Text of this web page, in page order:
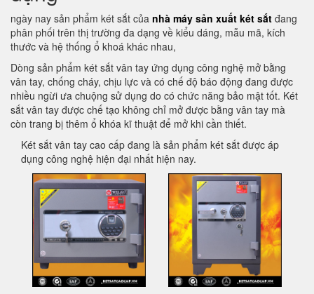
ngày nay sản phẩm két sắt của nhà máy sản xuất két sắt đang
phân phối trên thị trường đa dạng về kiểu dáng, mẫu mã, kích
thước và hệ thống ổ khoá khác nhau,
Dòng sản phẩm két sắt vân tay ứng dụng công nghệ mở bằng
vân tay, chống cháy, chịu lực và có chế độ báo động đang được
nhiều ngừi ưa chuộng sử dụng do có chức năng bảo mật tốt. Két
sắt vân tay được chế tạo không chỉ mở được bằng vân tay mà
còn trang bị thêm ổ khóa kĩ thuật để mở khi cần thiết.
Két sắt vân tay cao cấp đang là sản phẩm két sắt được áp
dụng công nghệ hiện đại nhất hiện nay.